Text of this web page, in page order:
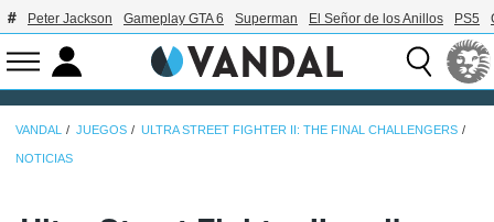
Peter Jackson Gameplay GTA 6 Superman El Señor de los Anillos PS5
VANDAL JUEGOS ULTRA STREET FIGHTER II: THE FINAL CHALLENGERS
NOTICIAS